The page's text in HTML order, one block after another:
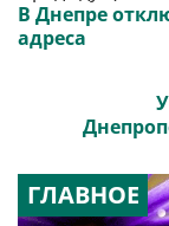
В Днепре
адреса
ГЛАВНОЕ